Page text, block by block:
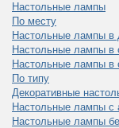
Настольные лампы
По месту
Настольные лампы в
Настольные лампы в
Настольные лампы в
По типу
Декоративные
Настольные лампы с
Настольные лампы